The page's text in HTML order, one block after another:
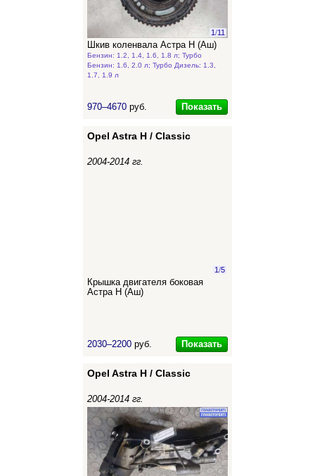
1/11
Шкив коленвала Астра Н (Аш)
Бензин: 1.2, 1.4, 1.6, 1.8 л; Турбо
Бензин: 1.6, 2.0 л; Турбо Дизель: 1.3,
1.7, 1.9 л
970–4670 руб. Показать
Opel Astra H / Classic
2004-2014 гг.
1/5
Крышка двигателя боковая
Астра Н (Аш)
2030–2200 руб. Показать
Opel Astra H / Classic
2004-2014 гг.